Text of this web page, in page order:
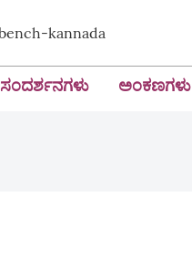
ಸಂದರ್ಶನಗಳು ಅಂಕಣಗಳು